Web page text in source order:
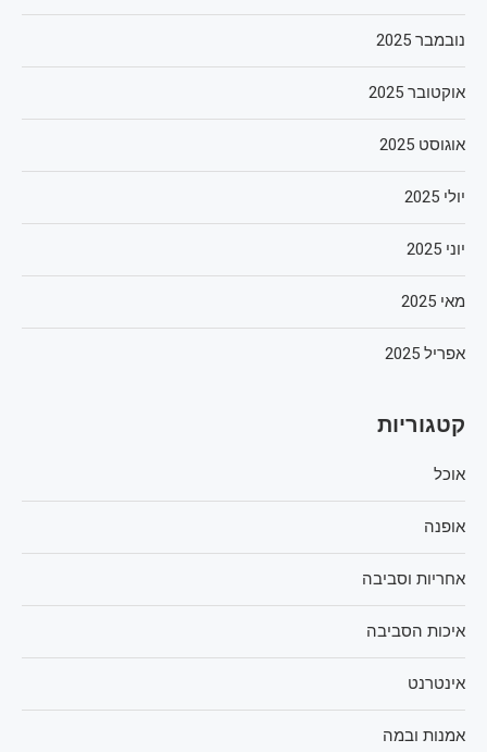
נובמבר 2025
אוקטובר 2025
אוגוסט 2025
יולי 2025
יוני 2025
מאי 2025
אפריל 2025
קטגוריות
אוכל
אופנה
אחריות וסביבה
איכות הסביבה
אינטרנט
אמנות ובמה